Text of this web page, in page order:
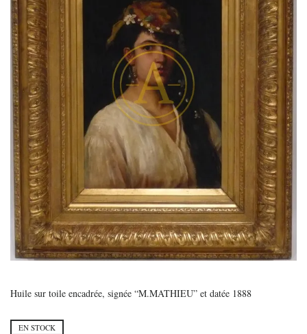
Huile sur toile encadrée, signée “M.MATHIEU” et datée 1888
EN STOCK